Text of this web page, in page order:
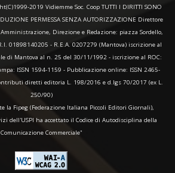
2019 Vidiemme Soc. Coop TUTTI I DIRITTI SONO
PERMESSA SENZA AUTORIZZAZIONE Direttore
Direzione e Redazione: piazza Sordello,
01898140205 - R.E.A. 0207279 (Mantova) iscrizione al
di Mantova al n. 25 del 30/11/1992 - iscrizione al ROC:
ISSN 1594-1159 - Pubblicazione online: ISSN 2465-
diretti editoria L. 198/2016 e d.lgs 70/2017 (ex L.
250/90)
la Fipeg (Federazione Italiana Piccoli Editori Giornali),
dell'USPI ha accettato il Codice di Autodisciplina della
Comunicazione Commerciale"